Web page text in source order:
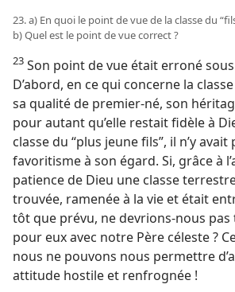
23. a) En quoi le point de vue de la classe du
b) Quel est le point de vue correct ?
23 Son point de vue était erroné
D’abord, en ce qui concerne la
sa qualité de premier-né, son
pour autant qu’elle restait fidèle à
classe du “plus jeune fils”, il n’y avait
favoritisme à son égard. Si, grâce à
patience de Dieu une classe
trouvée, ramenée à la vie et était
tôt que prévu, ne devrions-​nous
pour eux avec notre Père céleste ?
nous ne pouvons nous permettre
attitude hostile et renfrognée !